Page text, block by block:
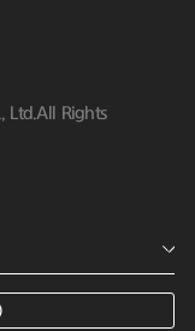
Ltd.All Rights